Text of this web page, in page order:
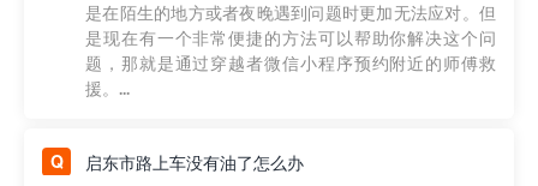
是在陌生的地方或者夜晚遇到问题时更加无法应对。但
是现在有一个非常便捷的方法可以帮助你解决这个问
题，那就是通过穿越者微信小程序预约附近的师傅救
援。...
启东市路上车没有油了怎么办